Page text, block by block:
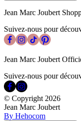
Jean Marc Joubert
Suivez-nous pour
Jean Marc Joubert
Suivez-nous pour
© Copyright2026
Jean Marc Joubert
By Hehocom